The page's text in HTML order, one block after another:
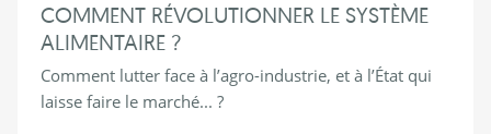
COMMENT RÉVOLUTIONNER LE SYSTÈME
ALIMENTAIRE ?
Comment lutter face à l’agro-industrie, et à l’État qui
laisse faire le marché... ?